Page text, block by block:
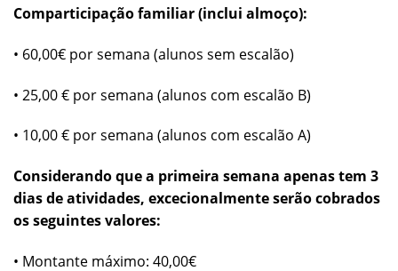
Comparticipação familiar (inclui almoço):
• 60,00€ por semana (alunos sem escalão)
• 25,00 € por semana (alunos com escalão B)
• 10,00 € por semana (alunos com escalão A)
Considerando que a primeira semana apenas tem 3
dias de atividades, excecionalmente serão cobrados
os seguintes valores:
• Montante máximo: 40,00€